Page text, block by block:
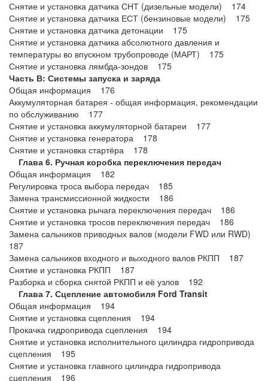
Снятие и установка датчика СНТ (дизельные модели) 174
Снятие и установка датчика ЕСТ (бензиновые модели) 175
Снятие и установка датчика детонации 175
Снятие и установка датчика абсолютного давления и
температуры во впускном трубопроводе (МАРТ) 175
Снятие и установка лямбда-зондов 175
Часть В: Системы запуска и заряда
Общая информация 176
Аккумуляторная батарея - общая информация, рекомендации
по обслуживанию 177
Снятие и установка аккумуляторной батареи 177
Снятие и установка генератора 178
Снятие и установка стартёра 178
Глава 6. Ручная коробка переключения передач
Общая информация 182
Регулировка троса выбора передач 185
Замена трансмиссионной жидкости 186
Снятие и установка рычага переключения передач 186
Снятие и установка тросов переключения передач 186
Замена сальников приводных валов (модели FWD или RWD)
187
Замена сальников входного и выходного валов РКПП 187
Снятие и установка РКПП 187
Разборка и сборка снятой РКПП и её узлов 192
Глава 7. Сцепление автомобиля Ford Transit
Общая информация 194
Снятие и установка сцепления 194
Прокачка гидропривода сцепления 194
Снятие и установка исполнительного цилиндра гидропривода
сцепления 195
Снятие и установка главного цилиндра гидропривода
сцепления 196